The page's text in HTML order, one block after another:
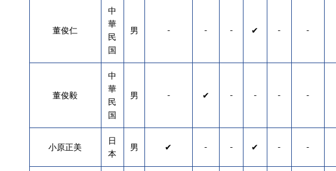
董俊仁
中
華
民
国
男 - - - ✔ - -
董俊毅
中
華
民
国
男 - ✔ - - - -
小原正美
日
本
男 ✔ - - ✔ - -